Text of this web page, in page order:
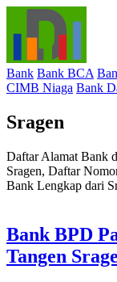
Bank Bank BCA
CIMB Niaga Bank
Sragen
Daftar Alamat Bank
Sragen, Daftar
Bank Lengkap dari
Bank BPD
Tangen